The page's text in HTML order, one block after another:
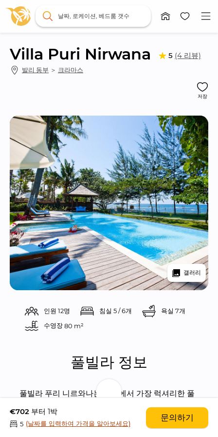
날짜, 로케이션, 베드룸 갯수
Villa Puri Nirwana 5 (4 리뷰)
발리 동부 ＞ 크라마스
저장
갤러리
인원 12명 침실 5 / 6개
욕실 7개
수영장 80 m²
풀빌라 정보
풀빌라 푸리 니르와나는 발리에서 가장 럭셔리한 풀
빌라들 중 하나입니다. 너무나 멋진 오션 프론트 풀빌
라인 푸리 니르와나는 발리 섬의 동쪽에 위치한 추추
칸 이라는 빌리지에 위치하고 있습니다. 스미냑에서
€702 부터 1박
5 (날짜를 입력하여 가격을 알아보세요)
문의하기